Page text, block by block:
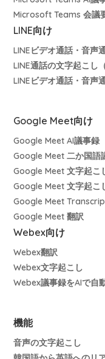
Microsoft Teams 会議
LINE向け
LINEビデオ通話・音声
LINE通話の文字起こし
LINEビデオ通話・音声
Google Meet向け
Google Meet AI議事録
Google Meet 二か国語
Google Meet 文字起こ
Google Meet 文字起こ
Google Meet
Google Meet 翻訳
Webex向け
Webex翻訳
Webex文字起こし
Webex議事録をAIで自
機能
音声の文字起こし